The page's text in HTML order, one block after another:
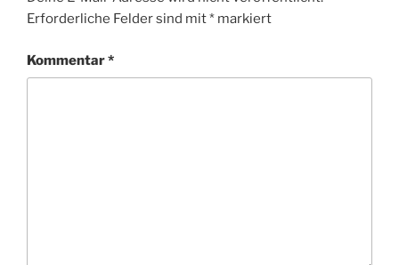
Erforderliche Felder sind mit* markiert
Kommentar*